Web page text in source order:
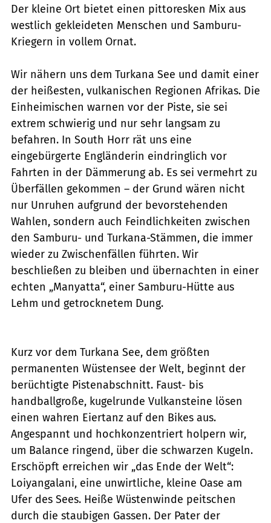
Der kleine Ort bietet einen pittoresken Mix aus
westlich gekleideten Menschen und Samburu-
Kriegern in vollem Ornat.
Wir nähern uns dem Turkana See und damit einer
der heißesten, vulkanischen Regionen Afrikas. Die
Einheimischen warnen vor der Piste, sie sei
extrem schwierig und nur sehr langsam zu
befahren. In South Horr rät uns eine
eingebürgerte Engländerin eindringlich vor
Fahrten in der Dämmerung ab. Es sei vermehrt zu
Überfällen gekommen – der Grund wären nicht
nur Unruhen aufgrund der bevorstehenden
Wahlen, sondern auch Feindlichkeiten zwischen
den Samburu- und Turkana-Stämmen, die immer
wieder zu Zwischenfällen führten. Wir
beschließen zu bleiben und übernachten in einer
echten „Manyatta“, einer Samburu-Hütte aus
Lehm und getrocknetem Dung.
Kurz vor dem Turkana See, dem größten
permanenten Wüstensee der Welt, beginnt der
berüchtigte Pistenabschnitt. Faust- bis
handballgroße, kugelrunde Vulkansteine lösen
einen wahren Eiertanz auf den Bikes aus.
Angespannt und hochkonzentriert holpern wir,
um Balance ringend, über die schwarzen Kugeln.
Erschöpft erreichen wir „das Ende der Welt“:
Loiyangalani, eine unwirtliche, kleine Oase am
Ufer des Sees. Heiße Wüstenwinde peitschen
durch die staubigen Gassen. Der Pater der